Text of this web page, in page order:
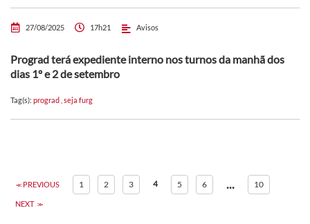
27/08/2025 17h21 Avisos
Prograd terá expediente interno nos turnos da manhã dos
dias 1º e 2 de setembro
Tag(s): prograd seja furg
PREVIOUS 1 2 3 4 5 6 ... 10
NEXT